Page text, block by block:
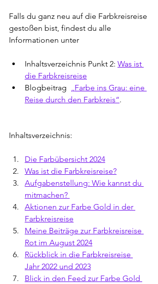
Falls du ganz neu auf die Farbkreisreise
gestoßen bist, findest du alle
Informationen unter
Inhaltsverzeichnis Punkt 2: Was ist
die Farbkreisreise
Blogbeitrag „Farbe ins Grau: eine
Reise durch den Farbkreis“.
Inhaltsverzeichnis:
Die Farbübersicht 2024
Was ist die Farbkreisreise?
Aufgabenstellung: Wie kannst du
mitmachen?
Aktionen zur Farbe Gold in der
Farbkreisreise
Meine Beiträge zur Farbkreisreise
Rot im August 2024
Rückblick in die Farbkreisreise
Jahr 2022 und 2023
Blick in den Feed zur Farbe Gold